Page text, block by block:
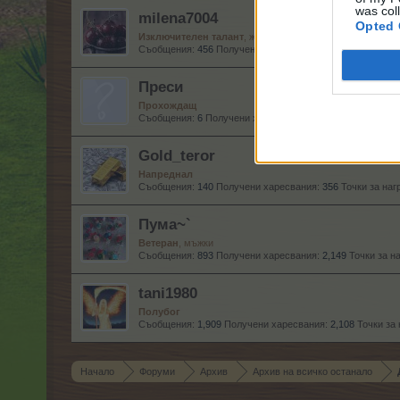
was
Opted
milena7004
Изключителен талант , женски
Съобщения: 456 Получени харесвания: Точки за
Преси
Прохождащ
Съобщения: 6 Получени харесвания:
Gold_teror
Напреднал
Съобщения: 140 Получени харесвания: 356 Точки за
Пума~`
Ветеран , мъжки
Съобщения: 893 Получени харесвания: 2,149 Точки за
tani1980
Полубог
Съобщения: 1,909 Получени харесвания: 2,108 Точки за
Начало Форуми Архив Архив на всичко останало